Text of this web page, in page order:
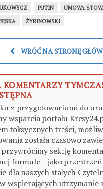
PUTIN
UMOWA
ŻYRINOWSKI
WRÓĆ NA STRONĘ
KOMENTARZY
z przygotowaniami do
wsparcia portalu
toksycznych treści,
została czasowo
sekcję
formule – jako przestrzeń
dla naszych stałych
wspierających utrzymanie